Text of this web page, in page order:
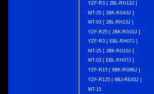
YZF-R3 [ 2BL-RH13J ]
MT-25 [ 2BK-RG43J ]
MT-03 [ 2BL-RH13J ]
YZF-R25 [ JBK-RG10J ]
YZF-R3 [ EBL-RH07J ]
MT-25 [ JBK-RG10J ]
MT-03 [ EBL-RH07J ]
YZF-R15 [ 8BK-RG86J ]
YZF-R125 [ 8BJ-RE45J ]
MT-15